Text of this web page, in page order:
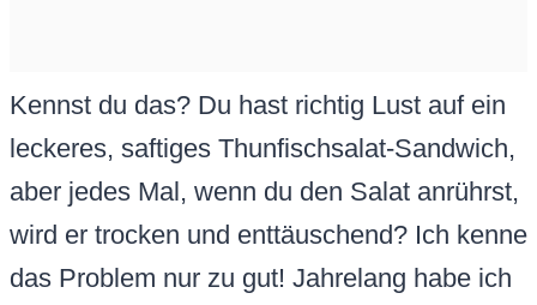
Kennst du das? Du hast richtig Lust auf ein
leckeres, saftiges Thunfischsalat-Sandwich,
aber jedes Mal, wenn du den Salat anrührst,
wird er trocken und enttäuschend? Ich kenne
das Problem nur zu gut! Jahrelang habe ich